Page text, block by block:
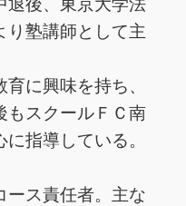
り塾講師として主
に興味を持ち、
もスクールＦＣ南
指導している。
ース責任者。主な